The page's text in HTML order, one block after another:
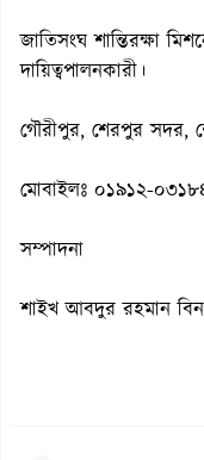
জাতিসংঘ শান্তিরক্ষা
দায়িত্বপালনকারী।
গৌরীপুর, শেরপুর সদর,
মোবাইলঃ ০১৯১২-
সম্পাদনা
শাইখ আবদুর রহমান